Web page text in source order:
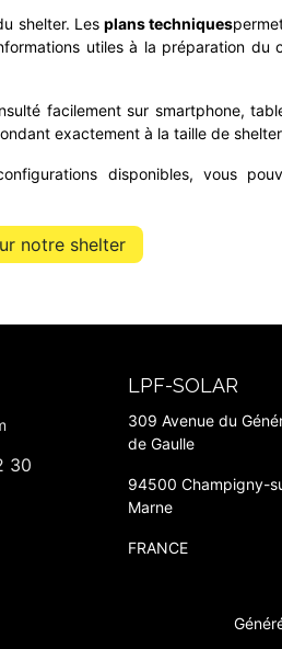
shelter. Lesplans techniques
utiles à la préparation
facilement sur smartphone,
exactement à la taille de
disponibles, vous
notre shelter
30
LPF-SOLAR
309 Avenue du
de Gaulle
94500 Champigny-
Marne
FRANCE